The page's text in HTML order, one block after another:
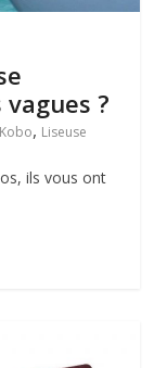
?
Kobo, Liseuse
ils vous ont